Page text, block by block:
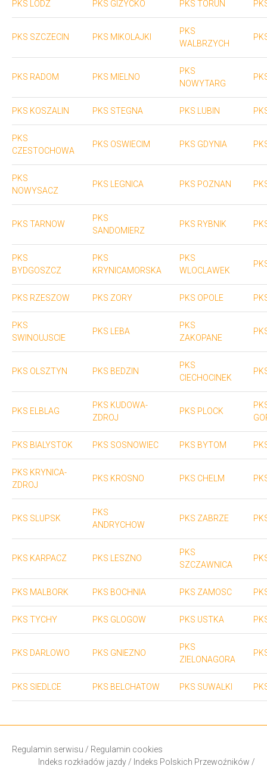
PKS LODZ PKS GIZYCKO PKS TORUN
PKS SZCZECIN PKS MIKOLAJKI
PKS
WALBRZYCH
PKS RADOM PKS MIELNO
PKS
NOWYTARG
PKS KOSZALIN PKS STEGNA PKS LUBIN
PKS
CZESTOCHOWA
PKS OSWIECIM PKS GDYNIA
PKS
NOWYSACZ
PKS LEGNICA PKS POZNAN
PKS TARNOW
PKS
SANDOMIERZ
PKS RYBNIK
PKS
BYDGOSZCZ
PKS
KRYNICAMORSKA
PKS
WLOCLAWEK
PKS RZESZOW PKS ZORY PKS OPOLE
PKS
SWINOUJSCIE
PKS LEBA
PKS
ZAKOPANE
PKS OLSZTYN PKS BEDZIN
PKS
CIECHOCINEK
PKS ELBLAG
PKS KUDOWA-
ZDROJ
PKS PLOCK
PKS BIALYSTOK PKS SOSNOWIEC PKS BYTOM
PKS KRYNICA-
ZDROJ
PKS KROSNO PKS CHELM
PKS SLUPSK
PKS
ANDRYCHOW
PKS ZABRZE
PKS KARPACZ PKS LESZNO
PKS
SZCZAWNICA
PKS MALBORK PKS BOCHNIA PKS ZAMOSC
PKS TYCHY PKS GLOGOW PKS USTKA
PKS DARLOWO PKS GNIEZNO
PKS
ZIELONAGORA
PKS SIEDLCE PKS BELCHATOW PKS SUWALKI
Regulamin serwisu / Regulamin cookies
Indeks rozkładów jazdy / Indeks Polskich Przewoźników /